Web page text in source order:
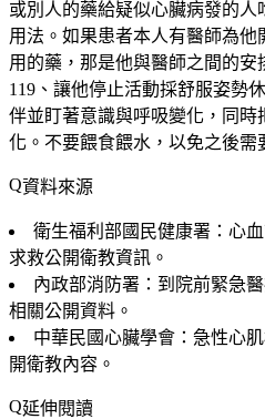
或別人的藥給疑似心臟病發的
用法。如果患者本人有醫師為
用的藥，那是他與醫師之間的
119、讓他停止活動採舒服姿勢
伴並盯著意識與呼吸變化，同
化。不要餵食餵水，以免之後需
資料來源
衛生福利部國民健康署：心
求救公開衛教資訊。
內政部消防署：到院前緊急
相關公開資料。
中華民國心臟學會：急性心
開衛教內容。
延伸閱讀